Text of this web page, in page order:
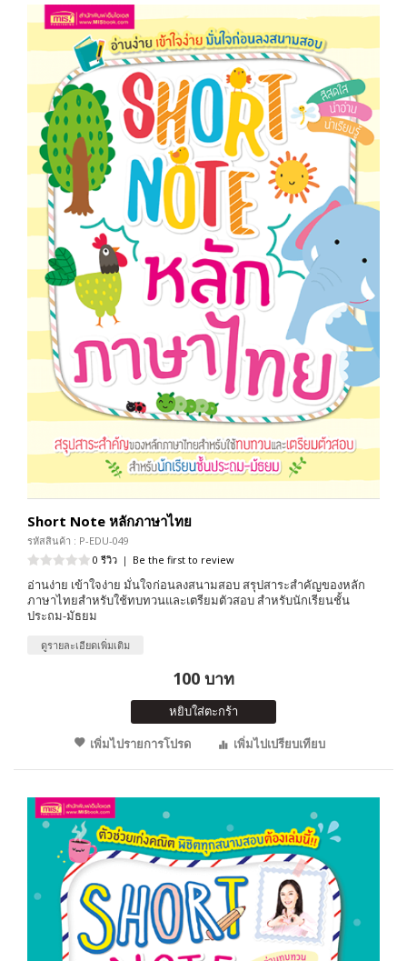
Short Note หลักภาษาไทย
รหัสสินค้า : P-EDU-049
0 รีวิว | Be the first to review
อ่านง่าย เข้าใจง่าย มั่นใจก่อนลงสนามสอบ สรุปสาระสำคัญของหลัก
ภาษาไทยสำหรับใช้ทบทวนและเตรียมตัวสอบ สำหรับนักเรียนชั้น
ประถม-มัธยม
ดูรายละเอียดเพิ่มเติม
100 บาท
หยิบใส่ตะกร้า
เพิ่มไปรายการโปรด
เพิ่มไปเปรียบเทียบ